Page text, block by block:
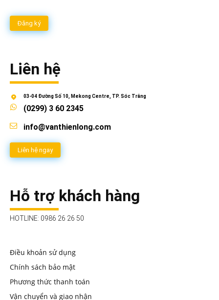
Đăng ký
Liên hệ
03-04 Đường Số 10, Mekong Centre, TP. Sóc Trăng
(0299) 3 60 2345
info@vanthienlong.com
Liên hệ ngay
Hỗ trợ khách hàng
HOTLINE: 0986 26 26 50
Điều khoản sử dụng
Chính sách bảo mật
Phương thức thanh toán
Vận chuyển và giao nhận